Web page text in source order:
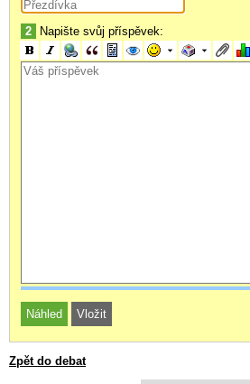
2 Napište svůj příspěvek:
Zpět do debat